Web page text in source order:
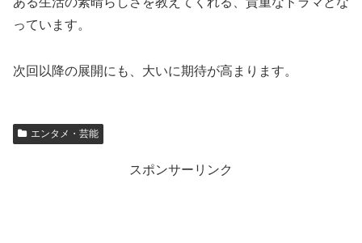
っています。
次回以降の展開にも、大いに期待が高まります。
エンタメ・芸能
スポンサーリンク